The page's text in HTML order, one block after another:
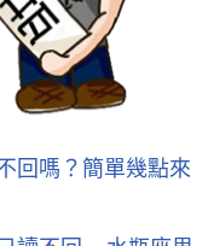
回嗎？簡單幾點來